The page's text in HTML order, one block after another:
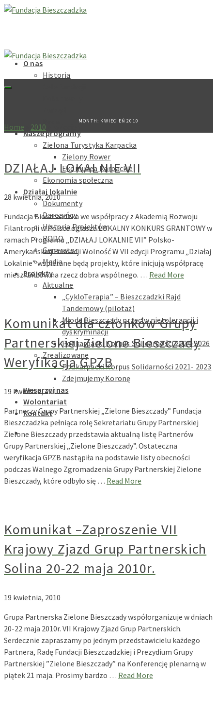
O nas
Historia
Nasze programy
Zielona Turystyka Karpacka
Zielony Rower
Ekomuzea Karpackie
Ekonomia społeczna
Działaj lokalnie
Dokumenty
Darczyńcy
Historia Projektów
RODO
Generator
Media
Projekty
Aktualne
„CykloTerapia” – Bieszczadzki Rajd
Tandemowy (pilotaż)
Młode Bieszczady przeciw nietolerancji i
dyskryminacji
Podkarpacki Korpus Solidarności 2024-2026
Zrealizowane
Podkarpacki Korpus Solidarności 2021- 2023
Zdejmujemy Koronę
Wesprzyj nas
Wolontariat
Kontakt
MONTH: KWIECIEŃ 2010
Home 2010
DZIAŁAJ LOKALNIE VII
28 kwietnia, 2010
Fundacja Bieszczadzka we współpracy z Akademią Rozwoju
Filantropii w Polsce ogłasza LOKALNY KONKURS GRANTOWY w
ramach Programu „DZIAŁAJ LOKALNIE VII” Polsko-
Amerykańskiej Fundacji Wolność W VII edycji Programu „Działaj
Lokalnie” wspierane będą projekty, które inicjują współpracę
mieszkańców na rzecz dobra wspólnego. … Read More
Komunikat dla członków Grupy
Partnerskiej Zielone Bieszczady
Weryfikacja GPZB
19 kwietnia, 2010
Partnerzy Grupy Partnerskiej „Zielone Bieszczady” Fundacja
Bieszczadzka pełniąca rolę Sekretariatu Grupy Partnerskiej
Zielone Bieszczady przedstawia aktualną listę Partnerów
Grupy Partnerskiej „Zielone Bieszczady”. Ostateczna
weryfikacja GPZB nastąpiła na podstawie listy obecności
podczas Walnego Zgromadzenia Grupy Partnerskiej Zielone
Bieszczady, które odbyło się … Read More
Komunikat –Zaproszenie VII
Krajowy Zjazd Grup Partnerskich
Solina 20-22 maja 2010r.
19 kwietnia, 2010
Grupa Partnerska Zielone Bieszczady współorganizuje w dniach
20-22 maja 2010r. VII Krajowy Zjazd Grup Partnerskich.
Serdecznie zapraszamy po jednym przedstawicielu każdego
Partnera, Radę Fundacji Bieszczadzkiej i Prezydium Grupy
Partnerskiej ”Zielone Bieszczady” na Konferencję plenarną w
piątek 21 maja. Prosimy bardzo … Read More